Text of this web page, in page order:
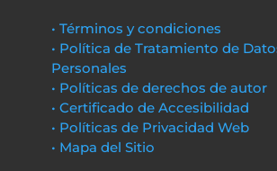
• Términos y condiciones
• Política de Tratamiento de
Personales
• Políticas de derechos de autor
• Certificado de Accesibilidad
• Políticas de Privacidad Web
• Mapa del Sitio